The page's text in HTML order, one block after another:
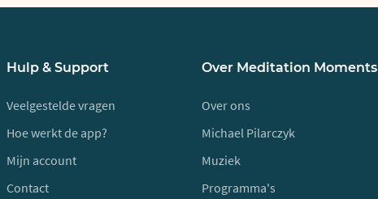
Hulp & Support
Veelgestelde vragen
Hoe werkt de app?
Mijn account
Contact
Over Meditation Moments
Over ons
Michael Pilarczyk
Muziek
Programma's